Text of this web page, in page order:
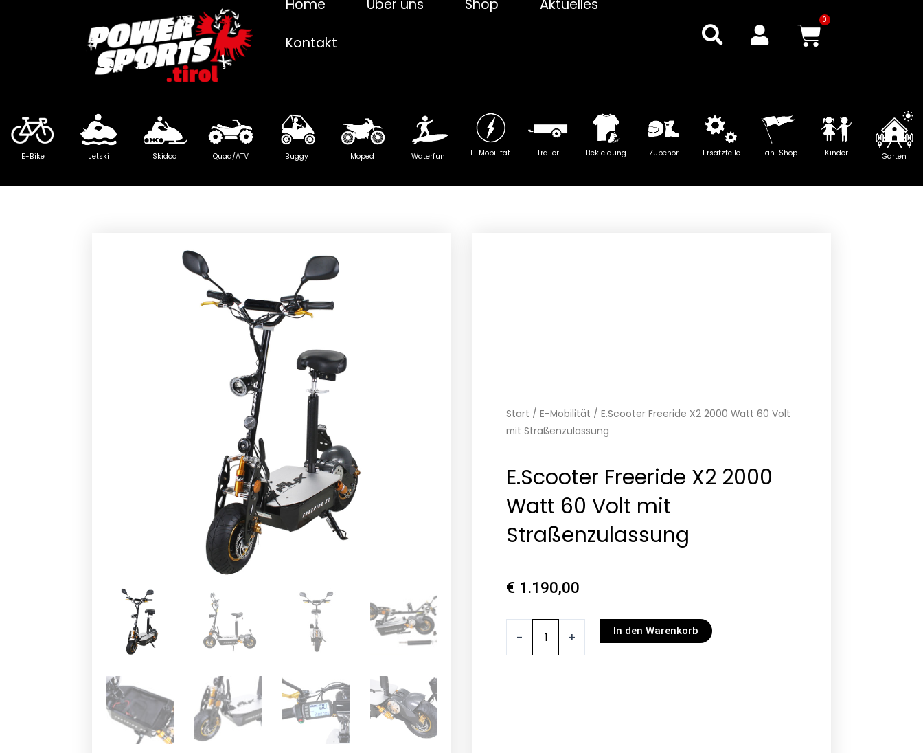
Home Über uns Shop Aktuelles
Kontakt
0
E-Bike Jetski Skidoo Quad/ATV Buggy Moped Waterfun E-Mobilität Trailer Bekleidung Zubehör Ersatzteile Fan-Shop Kinder Garten
Start / E-Mobilität / E.Scooter Freeride X2 2000 Watt 60 Volt
mit Straßenzulassung
E.Scooter Freeride X2 2000
Watt 60 Volt mit
Straßenzulassung
€ 1.190,00
-
Freeride
+ In den Warenkorb